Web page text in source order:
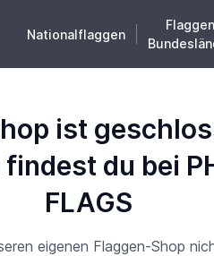
Nationalflaggen
Flaggen
ist
du bei
FLAGS
eigenen Flaggen-Shop